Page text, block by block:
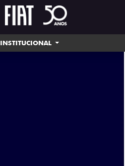
INSTITUCIONAL